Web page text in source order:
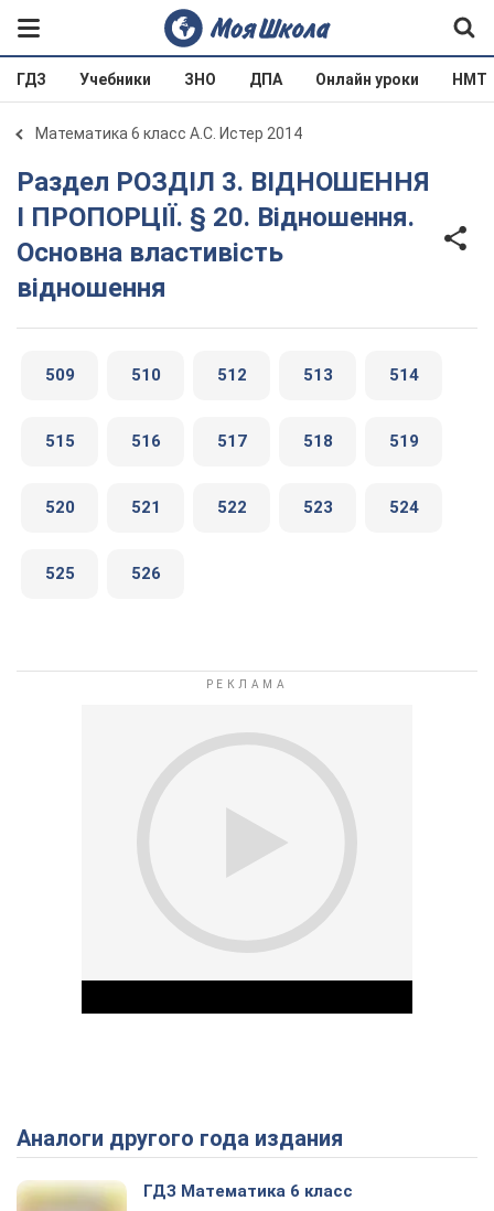
ГДЗ Учебники ЗНО ДПА Онлайн уроки НМТ
Математика 6 класс А.С. Истер 2014
Раздел РОЗДІЛ 3. ВІДНОШЕННЯ
І ПРОПОРЦІЇ. § 20. Відношення.
Основна властивість
відношення
509 510 512 513 514
515 516 517 518 519
520 521 522 523 524
525 526
Play Video
Аналоги другого года издания
ГДЗ Математика 6 класс